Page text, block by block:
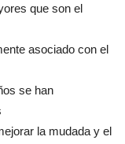
que son el
asociado con el
se han
la mudada y el